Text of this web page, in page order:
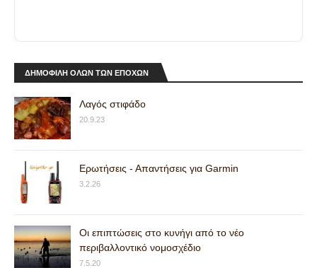
ΔΗΜΟΦΙΛΗ ΟΛΩΝ ΤΩΝ ΕΠΟΧΩΝ
Λαγός στιφάδο
20.9.23
Ερωτήσεις - Απαντήσεις για Garmin
3.2.26
Οι επιπτώσεις στο κυνήγι από το νέο
περιβαλλοντικό νομοσχέδιο
7.5.20